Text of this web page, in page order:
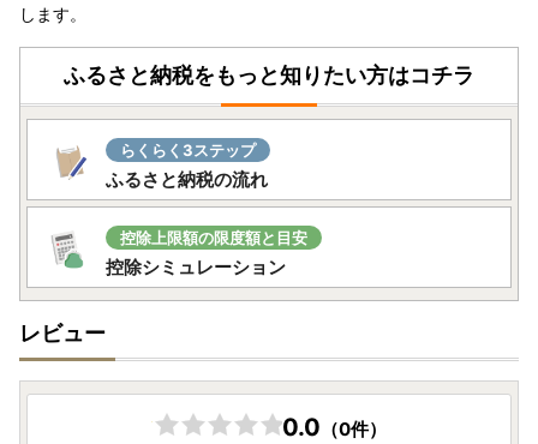
します。
ふるさと納税をもっと知りたい方はコチラ
らくらく3ステップ
ふるさと納税の流れ
控除上限額の限度額と目安
控除シミュレーション
レビュー
0.0 （0件）